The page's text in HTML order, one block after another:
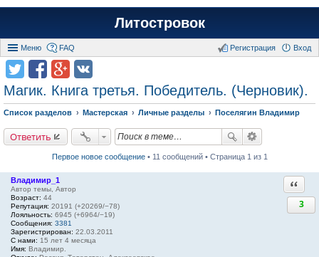
Литостровок
Меню FAQ Вход
Регистрация
Магик. Книга третья. Победитель. (Черновик).
Список разделов Мастерская Личные разделы Поселягин Владимир
Ответить
Первое новое сообщение• 11 сообщений • Страница 1 из 1
Владимир_1
Автор темы, Автор
Возраст: 44
Репутация: 20191 (+20269/−78)
Лояльность: 6945 (+6964/−19)
Сообщения: 3381
Зарегистрирован: 22.03.2011
С нами: 15 лет 4 месяца
Имя: Владимир.
3